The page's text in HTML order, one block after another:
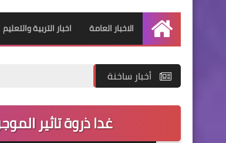
الرئيسية
الاخبار العامة اخبار التربية والتعليم
أخبار ساخنة
غدا ذروة تاثير